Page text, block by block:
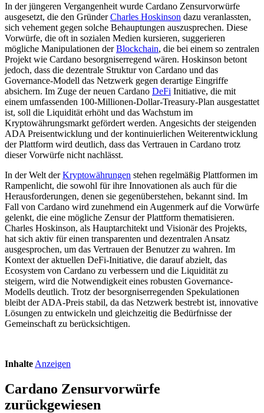
In der jüngeren Vergangenheit wurde Cardano Zensurvorwürfe
ausgesetzt, die den GründerCharles Hoskinson dazu veranlassten,
sich vehement gegen solche Behauptungen auszusprechen. Diese
Vorwürfe, die oft in sozialen Medien kursieren, suggerieren
mögliche Manipulationen derBlockchain, die bei einem so zentralen
Projekt wie Cardano besorgniserregend wären. Hoskinson betont
jedoch, dass die dezentrale Struktur von Cardano und das
Governance-Modell das Netzwerk gegen derartige Eingriffe
absichern. Im Zuge der neuen Cardano DeFi Initiative, die mit
einem umfassenden 100-Millionen-Dollar-Treasury-Plan ausgestattet
ist, soll die Liquidität erhöht und das Wachstum im
Kryptowährungsmarkt gefördert werden. Angesichts der steigenden
ADA Preisentwicklung und der kontinuierlichen Weiterentwicklung
der Plattform wird deutlich, dass das Vertrauen in Cardano trotz
dieser Vorwürfe nicht nachlässt.
In der Welt derKryptowährungen stehen regelmäßig Plattformen im
Rampenlicht, die sowohl für ihre Innovationen als auch für die
Herausforderungen, denen sie gegenüberstehen, bekannt sind. Im
Fall von Cardano wird zunehmend ein Augenmerk auf die Vorwürfe
gelenkt, die eine mögliche Zensur der Plattform thematisieren.
Charles Hoskinson, als Hauptarchitekt und Visionär des Projekts,
hat sich aktiv für einen transparenten und dezentralen Ansatz
ausgesprochen, um das Vertrauen der Benutzer zu wahren. Im
Kontext der aktuellen DeFi-Initiative, die darauf abzielt, das
Ecosystem von Cardano zu verbessern und die Liquidität zu
steigern, wird die Notwendigkeit eines robusten Governance-
Modells deutlich. Trotz der besorgniserregenden Spekulationen
bleibt der ADA-Preis stabil, da das Netzwerk bestrebt ist, innovative
Lösungen zu entwickeln und gleichzeitig die Bedürfnisse der
Gemeinschaft zu berücksichtigen.
Inhalte Anzeigen
Cardano Zensurvorwürfe
zurückgewiesen